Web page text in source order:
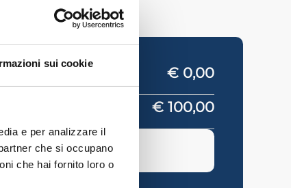
sui cookie
e per analizzare il
che si occupano
che hai fornito loro o
€ 0,00
€ 100,00